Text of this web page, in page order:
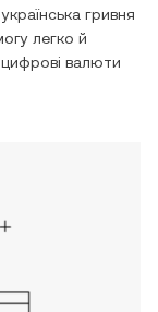
українська гривня
легко й
цифрові валюти